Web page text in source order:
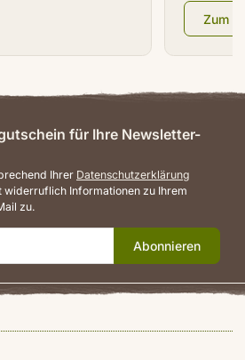
Zum
für Ihre Newsletter-
Ihrer Datenschutzerklärung
Informationen zu Ihrem
zu.
Abonnieren